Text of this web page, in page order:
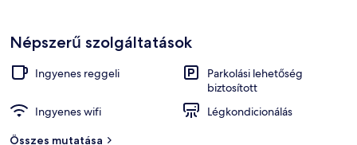
Népszerű szolgáltatások
Ingyenes reggeli
Parkolási lehetőség
biztosított
Ingyenes wifi
Légkondicionálás
Összes mutatása